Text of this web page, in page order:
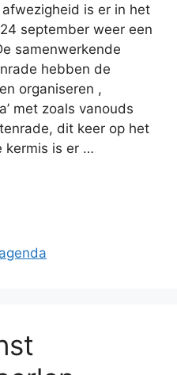
is er in het
september weer een
samenwerkende
hebben de
organiseren ,
met zoals vanouds
dit keer op het
kermis is er …